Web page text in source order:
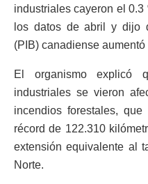
industriales cayeron el
los datos de abril y dijo
(PIB) canadiense
El organismo explicó
industriales se vieron
incendios forestales,
récord de 122.310
extensión equivalente al
Norte.